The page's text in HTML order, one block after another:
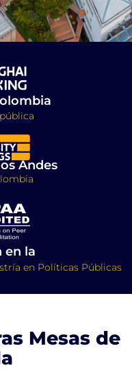
Andes
en la
en Políticas Públicas
Mesas de